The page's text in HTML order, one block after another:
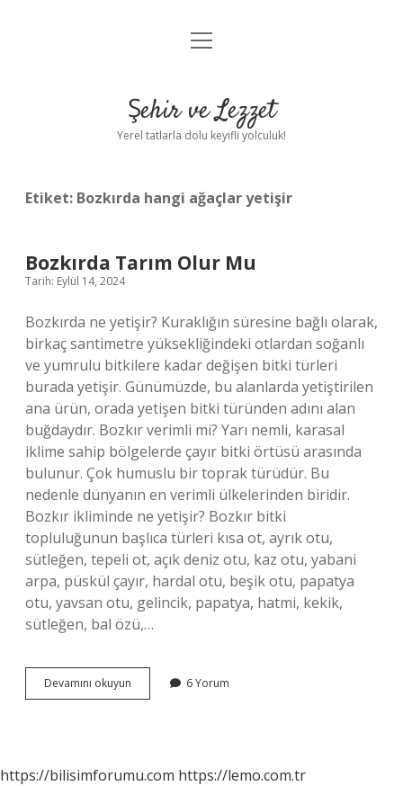
Anasayfa
Yasal Uyarı
menüyü
Şehir ve Lezzet
Yerel tatlarla dolu keyifli yolculuk!
Etiket: Bozkırda hangi ağaçlar yetişir
Bozkırda Tarım Olur Mu
Tarih: Eylül 14, 2024
Bozkırda ne yetişir? Kuraklığın süresine bağlı olarak,
birkaç santimetre yüksekliğindeki otlardan soğanlı
ve yumrulu bitkilere kadar değişen bitki türleri
burada yetişir. Günümüzde, bu alanlarda yetiştirilen
ana ürün, orada yetişen bitki türünden adını alan
buğdaydır. Bozkır verimli mi? Yarı nemli, karasal
iklime sahip bölgelerde çayır bitki örtüsü arasında
bulunur. Çok humuslu bir toprak türüdür. Bu
nedenle dünyanın en verimli ülkelerinden biridir.
Bozkır ikliminde ne yetişir? Bozkır bitki
topluluğunun başlıca türleri kısa ot, ayrık otu,
sütleğen, tepeli ot, açık deniz otu, kaz otu, yabani
arpa, püskül çayır, hardal otu, beşik otu, papatya
otu, yavsan otu, gelincik, papatya, hatmi, kekik,
sütleğen, bal özü,…
Devamını okuyun Bozkırda
Tarım
6 Yorum
https://bilisimforumu.com https://lemo.com.tr